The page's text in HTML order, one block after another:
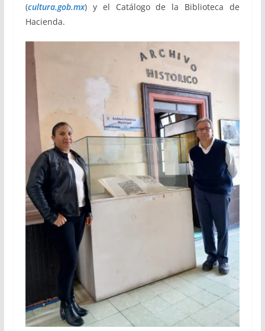
(cultura.gob.mx) y el Catálogo de la Biblioteca de
Hacienda.